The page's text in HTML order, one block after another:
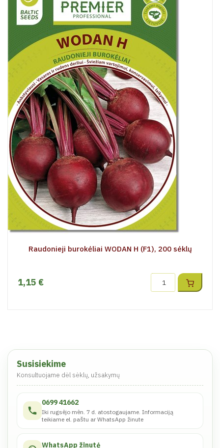
Raudonieji burokėliai WODAN H (F1), 200 sėklų
1,15 €
Susisiekime
Konsultuojame dėl sėklų, užsakymų
0699 41662
Iki rugsėjo mėn. 7 d. atostogaujame. Informaciją
teikiame el. paštu ar WhatsApp žinute
WhatsApp žinutė